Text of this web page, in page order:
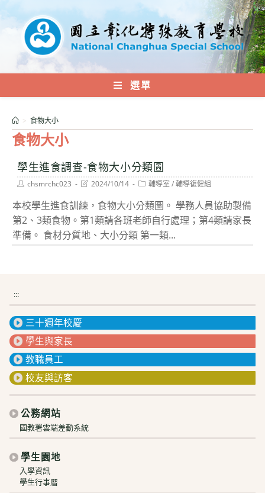
轉
內
選單
食物大小
> 食物大小
學生進食調查-食物大小分類圖
Postchsmrchc023
Post
modified:
2024/10/14
Post輔導室 /輔導復健組
本校學生進食訓練，食物大小分類圖。 學務人員協助製備
第2、3類食物。第1類請各班老師自行處理；第4類請家長
準備。 食材分質地、大小分類 第一類...
:::
三十週年校慶
學生與家長
教職員工
校友與訪客
公務網站
國教署雲端差勤系統
學生園地
入學資訊
學生行事曆